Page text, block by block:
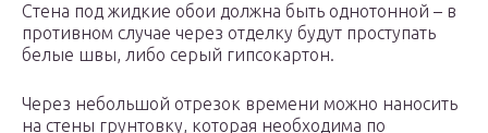
Стена под жидкие обои должна быть однотонной – в
противном случае через отделку будут проступать
белые швы, либо серый гипсокартон.
Через небольшой отрезок времени можно наносить
на стены грунтовку, которая необходима по